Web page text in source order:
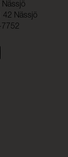
42 Nässjö
7752